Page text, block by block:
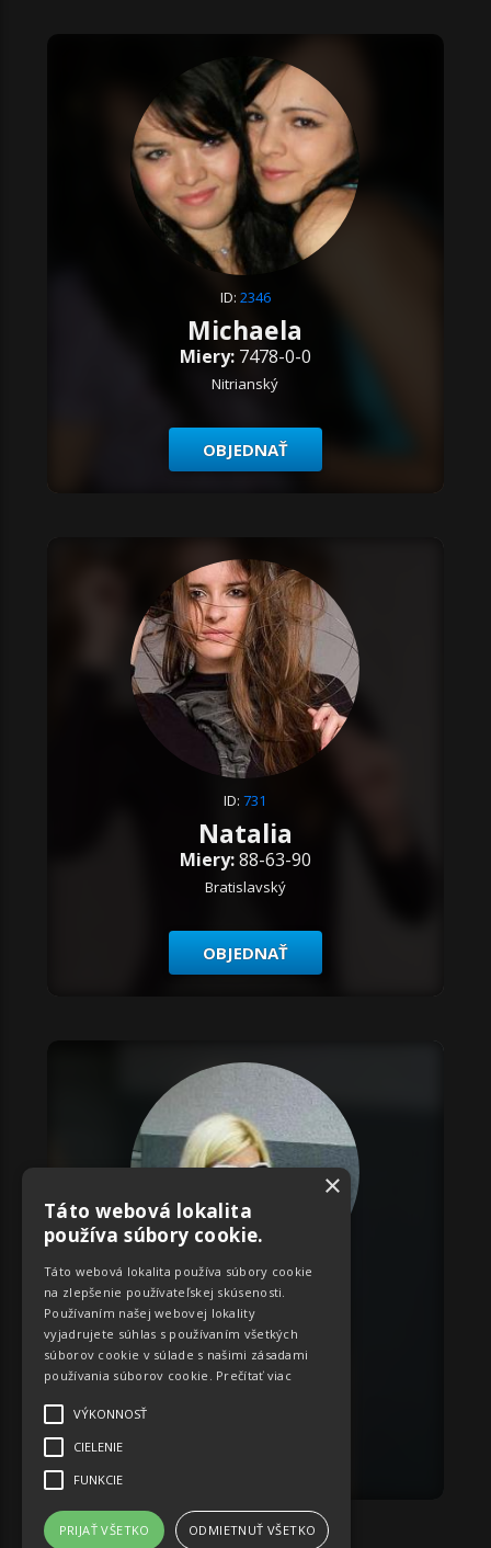
ID: 2346
Michaela
Miery:7478-0-0
Nitrianský
OBJEDNAŤ
ID:731
Natalia
Miery:88-63-90
Bratislavský
OBJEDNAŤ
ID:2800
Denisa
Miery:70-62-85
×
Táto webová lokalita
používa súbory cookie.
Táto webová lokalita používa súbory cookie
na zlepšenie používateľskej skúsenosti.
Používaním našej webovej lokality
vyjadrujete súhlas s používaním všetkých
súborov cookie v súlade s našimi zásadami
používania súborov cookie. Prečítať viac
VÝKONNOSŤ
CIELENIE
FUNKCIE
PRIJAŤ VŠETKO ODMIETNUŤ VŠETKO